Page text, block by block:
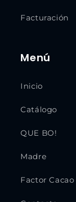
Facturación
Menú
Inicio
Catálogo
QUE BO!
Madre
Factor Cacao